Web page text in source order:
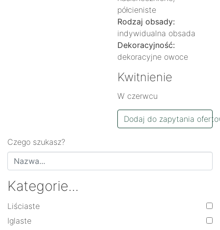
półcieniste
Rodzaj obsady:
indywidualna obsada
Dekoracyjność:
dekoracyjne owoce
Kwitnienie
W czerwcu
Dodaj do zapytania
Czego szukasz?
Kategorie...
Liściaste
Iglaste